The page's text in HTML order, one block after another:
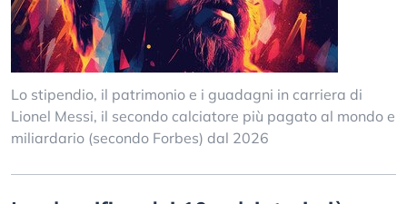
Lo stipendio, il patrimonio e i guadagni in carriera di
Lionel Messi, il secondo calciatore più pagato al mondo e
miliardario (secondo Forbes) dal 2026